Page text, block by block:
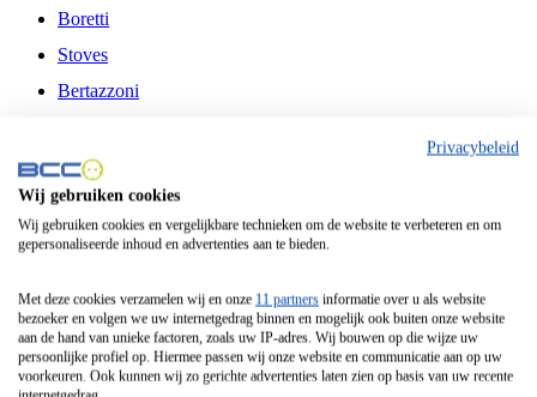
Boretti
Stoves
Bertazzoni
Fitelli
Airfryer
Frituurpan
Contactgrill
Broodbakmachine
Broodrooster
Privacybeleid
Wij gebruiken cookies
Wij gebruiken cookies en vergelijkbare technieken om de website te verbeteren en om
gepersonaliseerde inhoud en advertenties aan te bieden.
Met deze cookies verzamelen wij en onze 11 partners informatie over u als website
bezoeker en volgen we uw internetgedrag binnen en mogelijk ook buiten onze website
aan de hand van unieke factoren, zoals uw IP-adres. Wij bouwen op die wijze uw
persoonlijke profiel op. Hiermee passen wij onze website en communicatie aan op uw
voorkeuren. Ook kunnen wij zo gerichte advertenties laten zien op basis van uw recente